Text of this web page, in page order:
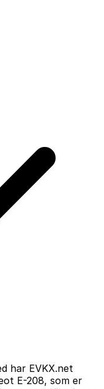
har EVKX.net
E-208, som er